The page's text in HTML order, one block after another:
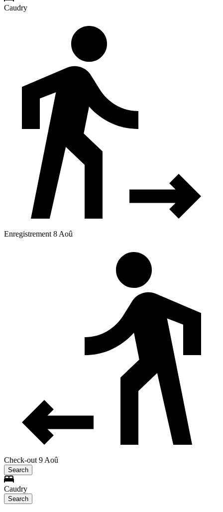
Caudry
Enregistrement 8 Aoû
Check-out 9 Aoû
Search
Caudry
Search